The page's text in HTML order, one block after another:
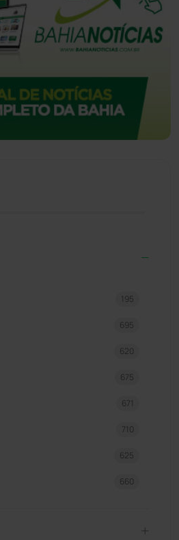
195
695
620
675
671
710
625
660